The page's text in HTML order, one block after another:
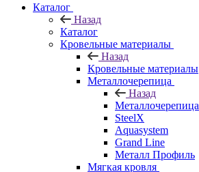
Каталог
Назад
Каталог
Кровельные материалы
Назад
Кровельные материалы
Металлочерепица
Назад
Металлочерепица
SteelX
Aquasystem
Grand Line
Металл Профиль
Мягкая кровля